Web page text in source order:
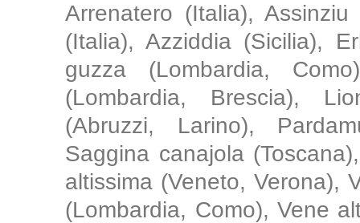
Arrenatero (Italia),
(Italia), Azziddia (Sicilia),
guzza (Lombardia,
(Lombardia, Brescia),
(Abruzzi, Larino),
Saggina canajola
altissima (Veneto, Verona),
(Lombardia, Como), Vene